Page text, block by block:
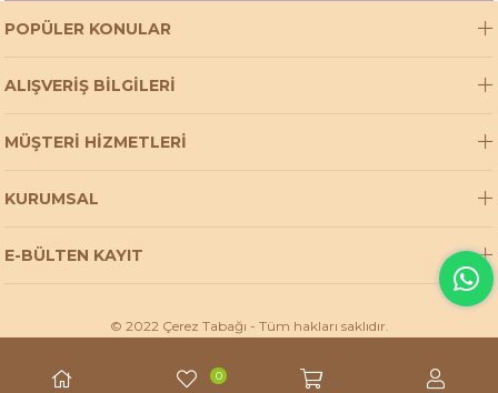
POPÜLER KONULAR
ALIŞVERİŞ BİLGİLERİ
MÜŞTERİ HİZMETLERİ
KURUMSAL
E-BÜLTEN KAYIT
© 2022 Çerez Tabağı - Tüm hakları saklıdır.
0